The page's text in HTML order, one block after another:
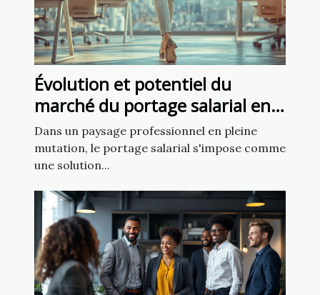
Évolution et potentiel du
marché du portage salarial en
France
Dans un paysage professionnel en pleine
mutation, le portage salarial s'impose comme
une solution...